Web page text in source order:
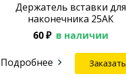
Держатель вставки для
наконечника 25АК
60 ₽ в наличии
Подробнее Заказать